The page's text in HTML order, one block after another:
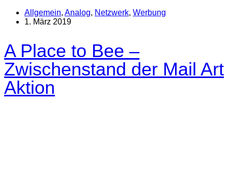
Allgemein, Analog, Netzwerk, Werbung
1. März 2019
A Place to Bee –
Zwischenstand der Mail Art
Aktion